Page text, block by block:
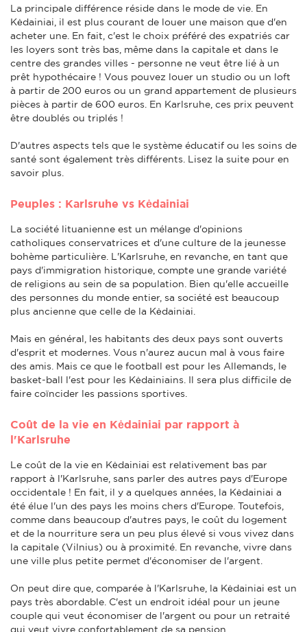
La principale différence réside dans le mode de vie. En
Kėdainiai, il est plus courant de louer une maison que d'en
acheter une. En fait, c'est le choix préféré des expatriés car
les loyers sont très bas, même dans la capitale et dans le
centre des grandes villes - personne ne veut être lié à un
prêt hypothécaire ! Vous pouvez louer un studio ou un loft
à partir de 200 euros ou un grand appartement de plusieurs
pièces à partir de 600 euros. En Karlsruhe, ces prix peuvent
être doublés ou triplés !
D'autres aspects tels que le système éducatif ou les soins de
santé sont également très différents. Lisez la suite pour en
savoir plus.
Peuples : Karlsruhe vs Kėdainiai
La société lituanienne est un mélange d'opinions
catholiques conservatrices et d'une culture de la jeunesse
bohème particulière. L'Karlsruhe, en revanche, en tant que
pays d'immigration historique, compte une grande variété
de religions au sein de sa population. Bien qu'elle accueille
des personnes du monde entier, sa société est beaucoup
plus ancienne que celle de la Kėdainiai.
Mais en général, les habitants des deux pays sont ouverts
d'esprit et modernes. Vous n'aurez aucun mal à vous faire
des amis. Mais ce que le football est pour les Allemands, le
basket-ball l'est pour les Kėdainiains. Il sera plus difficile de
faire coïncider les passions sportives.
Coût de la vie en Kėdainiai par rapport à
l'Karlsruhe
Le coût de la vie en Kėdainiai est relativement bas par
rapport à l'Karlsruhe, sans parler des autres pays d'Europe
occidentale ! En fait, il y a quelques années, la Kėdainiai a
été élue l'un des pays les moins chers d'Europe. Toutefois,
comme dans beaucoup d'autres pays, le coût du logement
et de la nourriture sera un peu plus élevé si vous vivez dans
la capitale (Vilnius) ou à proximité. En revanche, vivre dans
une ville plus petite permet d'économiser de l'argent.
On peut dire que, comparée à l'Karlsruhe, la Kėdainiai est un
pays très abordable. C'est un endroit idéal pour un jeune
couple qui veut économiser de l'argent ou pour un retraité
qui veut vivre confortablement de sa pension.